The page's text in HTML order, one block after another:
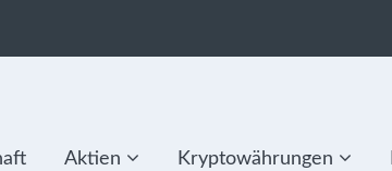
Aktien Kryptowährungen